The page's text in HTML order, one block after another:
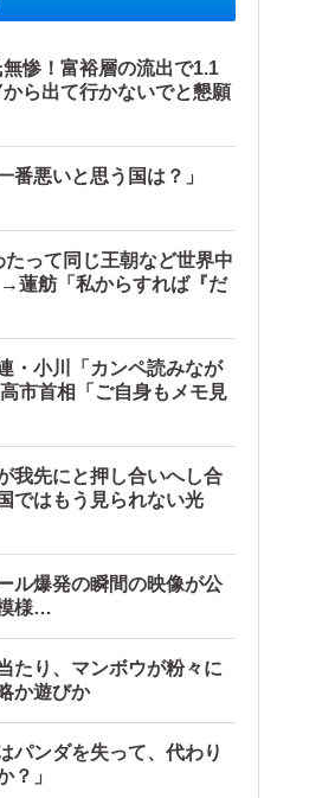
本「隠蔽された事実報道！（2026年
惨！富裕層の流出で1.1
ら出て行かないでと懇願
番悪いと思う国は？」
って同じ王朝など世界中
蓮舫「私からすれば『だ
・小川「カンペ読みなが
市首相「ご自身もメモ見
我先にと押し合いへし合
ではもう見られない光
ル爆発の瞬間の映像が公
様…
たり、マンボウが粉々に
か遊びか
パンダを失って、代わり
？」